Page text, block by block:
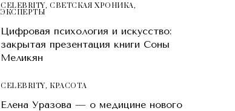
CELEBRITY,СВЕТСКАЯ ХРОНИКА,
ЭКСПЕРТЫ
Цифровая психология и искусство:
закрытая презентация книги Соны
Меликян
CELEBRITY, КРАСОТA
Елена Уразова — о медицине нового